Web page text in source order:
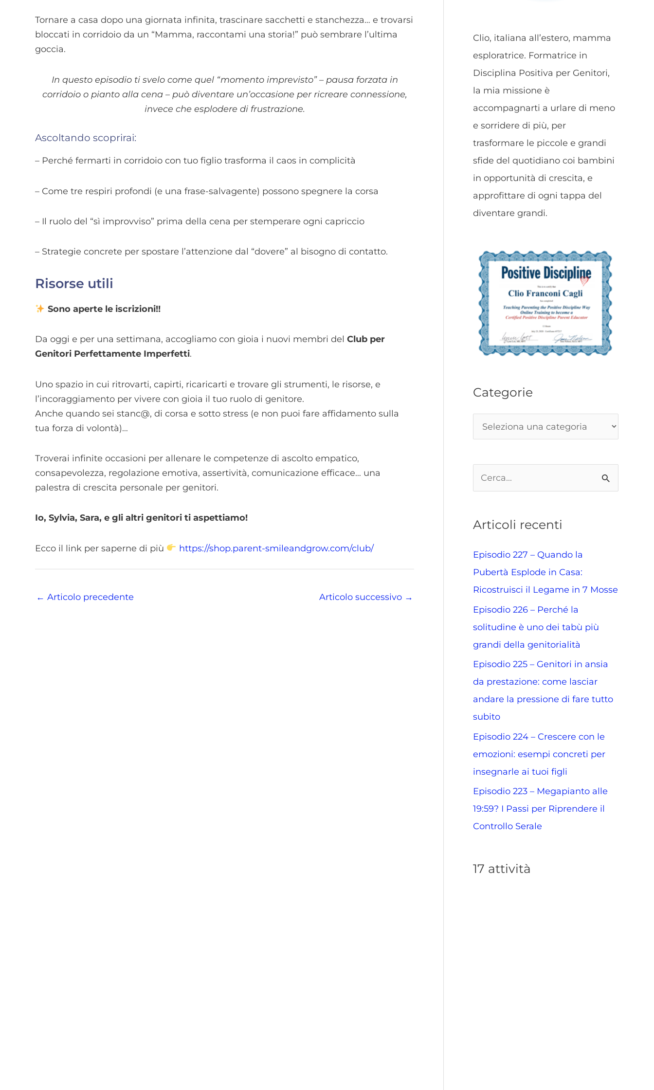
Tornare a casa dopo una giornata infinita, trascinare sacchetti e stanchezza… e trovarsi
bloccati in corridoio da un “Mamma, raccontami una storia!” può sembrare l’ultima
goccia.
In questo episodio ti svelo come quel “momento imprevisto” – pausa forzata in
corridoio o pianto alla cena – può diventare un’occasione per ricreare connessione,
invece che esplodere di frustrazione.
Ascoltando scoprirai:
– Perché fermarti in corridoio con tuo figlio trasforma il caos in complicità
– Come tre respiri profondi (e una frase-salvagente) possono spegnere la corsa
– Il ruolo del “sì improvviso” prima della cena per stemperare ogni capriccio
– Strategie concrete per spostare l’attenzione dal “dovere” al bisogno di contatto.
Risorse utili
Sono aperte le iscrizioni!!
Da oggi e per una settimana, accogliamo con gioia i nuovi membri del Club per
Genitori Perfettamente Imperfetti.
Uno spazio in cui ritrovarti, capirti, ricaricarti e trovare gli strumenti, le risorse, e
l’incoraggiamento per vivere con gioia il tuo ruolo di genitore.
Anche quando sei stanc@, di corsa e sotto stress (e non puoi fare affidamento sulla
tua forza di volontà)…
Troverai infinite occasioni per allenare le competenze di ascolto empatico,
consapevolezza, regolazione emotiva, assertività, comunicazione efficace… una
palestra di crescita personale per genitori.
Io, Sylvia, Sara, e gli altri genitori ti aspettiamo!
Ecco il link per saperne di più https://shop.parent-smileandgrow.com/club/
← Articolo precedente Articolo successivo →
Clio, italiana all’estero, mamma
esploratrice. Formatrice in
Disciplina Positiva per Genitori,
la mia missione è
accompagnarti a urlare di meno
e sorridere di più, per
trasformare le piccole e grandi
sfide del quotidiano coi bambini
in opportunità di crescita, e
approfittare di ogni tappa del
diventare grandi.
Categorie
a
:
Articoli recenti
Episodio 227 – Quando la
Pubertà Esplode in Casa:
Ricostruisci il Legame in 7 Mosse
Episodio 226 – Perché la
solitudine è uno dei tabù più
grandi della genitorialità
Episodio 225 – Genitori in ansia
da prestazione: come lasciar
andare la pressione di fare tutto
subito
Episodio 224 – Crescere con le
emozioni: esempi concreti per
insegnarle ai tuoi figli
Episodio 223 – Megapianto alle
19:59? I Passi per Riprendere il
Controllo Serale
17 attività